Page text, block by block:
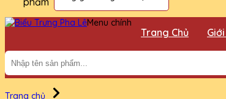
Menu chính
Trang Chủ
Trang chủ